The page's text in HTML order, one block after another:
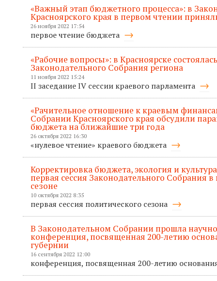
«Важный этап бюджетного процесса»: в
Красноярского края в первом чтении
26 ноября 2022 17:54
первое чтение бюджета
«Рабочие вопросы»: в Красноярске
Законодательного Собрания региона
11 ноября 2022 15:24
II заседание IV сессии краевого парламента
«Рачительное отношение к краевым
Собрании Красноярского края обсудили
бюджета на ближайшие три года
26 октября 2022 16:30
«нулевое чтение» краевого бюджета
Корректировка бюджета, экология и
первая сессия Законодательного Собрания
сезоне
10 октября 2022 8:35
первая сессия политического сезона
В Законодательном Собрании прошла
конференция, посвященная 200-летию
губернии
16 сентября 2022 12:00
конференция, посвященная 200-летию